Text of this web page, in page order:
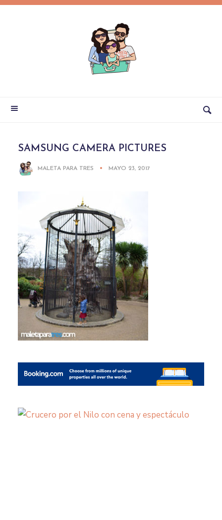
SAMSUNG CAMERA PICTURES
MALETA PARA TRES MAYO 23, 2017